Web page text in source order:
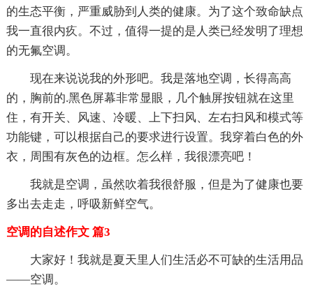
的生态平衡，严重威胁到人类的健康。为了这个致命缺点
我一直很内疚。不过，值得一提的是人类已经发明了理想
的无氟空调。
现在来说说我的外形吧。我是落地空调，长得高高
的，胸前的.黑色屏幕非常显眼，几个触屏按钮就在这里
住，有开关、风速、冷暖、上下扫风、左右扫风和模式等
功能键，可以根据自己的要求进行设置。我穿着白色的外
衣，周围有灰色的边框。怎么样，我很漂亮吧！
我就是空调，虽然吹着我很舒服，但是为了健康也要
多出去走走，呼吸新鲜空气。
空调的自述作文 篇3
大家好！我就是夏天里人们生活必不可缺的生活用品
——空调。